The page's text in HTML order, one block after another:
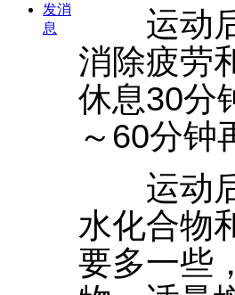
发消
息
运动后
消除疲劳
休息30分
～60分钟
运动后
水化合物
要多一些